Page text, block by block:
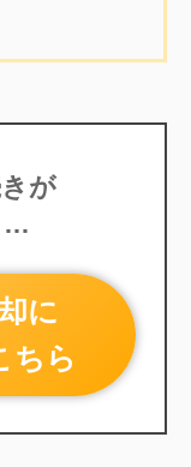
が
…
に
ちら